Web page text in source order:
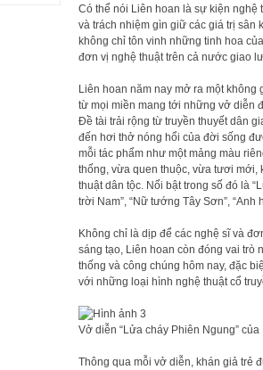
Có thể nói Liên hoan là sự kiện nghệ
và trách nhiệm gìn giữ các giá trị sân
không chỉ tôn vinh những tinh hoa
đơn vị nghệ thuật trên cả nước giao
Liên hoan năm nay mở ra một
từ mọi miền mang tới những vở diễn
Đề tài trải rộng từ truyền thuyết dân
đến hơi thở nóng hổi của đời sống
mỗi tác phẩm như một mảng màu
thống, vừa quen thuộc, vừa tươi mới,
thuật dân tộc. Nổi bật trong số đó là
trời Nam”, “Nữ tướng Tây Sơn”,
Không chỉ là dịp để các nghệ sĩ và
sáng tạo, Liên hoan còn đóng vai trò
thống và công chúng hôm nay, đặc
với những loại hình nghệ thuật cổ
Vở diễn “Lửa cháy Phiên Ngung”
Thông qua mỗi vở diễn, khán giả trẻ